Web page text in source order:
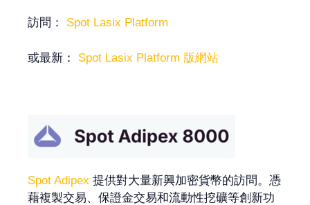
訪問： Spot Lasix Platform
或最新： Spot Lasix Platform 版網站
Spot Adipex 提供對大量新興加密貨幣的訪問。憑
藉複製交易、保證金交易和流動性挖礦等創新功